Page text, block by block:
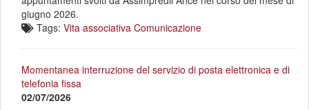
giugno 2026.
Tags: Vita associativa Comunicazione
Momentanea interruzione del servizio di posta elettronica e di
telefonia fissa
02/07/2026